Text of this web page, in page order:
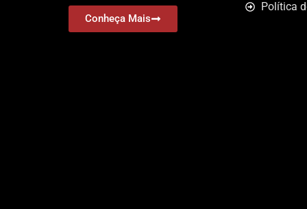
Conheça Mais
Política